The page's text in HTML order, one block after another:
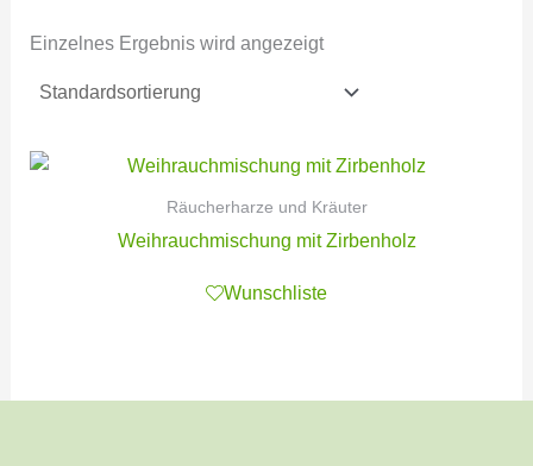
Einzelnes Ergebnis wird angezeigt
Räucherharze und Kräuter
Weihrauchmischung mit Zirbenholz
Wunschliste